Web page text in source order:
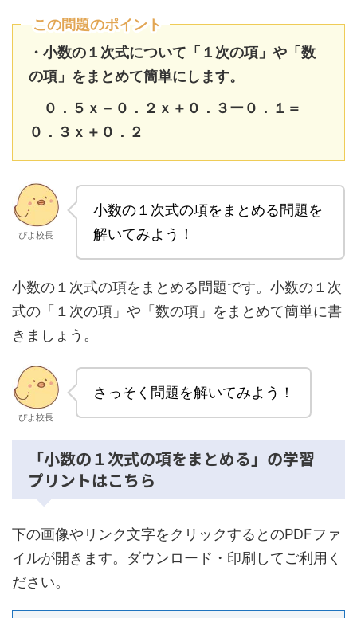
この問題のポイント
・小数の１次式について 「１次の項」や「数
の項」をまとめて簡単にします。
０．５ｘ－０．２ｘ＋０．３ー０．１＝
０．３ｘ＋０．２
ぴよ校長
小数の１次式の項をまとめる問題を
解いてみよう！
小数の１次式の項をまとめる問題です。小数の１次
式の「１次の項」や「数の項」をまとめて簡単に書
きましょう。
ぴよ校長
さっそく問題を解いてみよう！
「小数の１次式の項をまとめる」の学習
プリントはこちら
下の画像やリンク文字をクリックするとのPDFファ
イルが開きます。ダウンロード・印刷してご利用く
ださい。